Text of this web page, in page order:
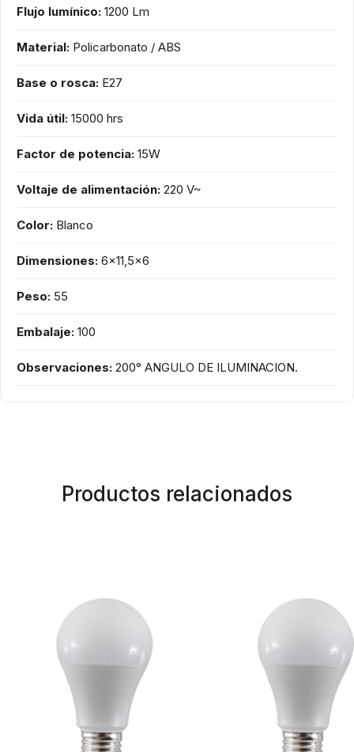
Flujo lumínico: 1200 Lm
Material: Policarbonato / ABS
Base o rosca: E27
Vida útil: 15000 hrs
Factor de potencia: 15W
Voltaje de alimentación: 220 V~
Color: Blanco
Dimensiones: 6x11,5x6
Peso: 55
Embalaje: 100
Observaciones: 200° ANGULO DE ILUMINACION.
Productos relacionados